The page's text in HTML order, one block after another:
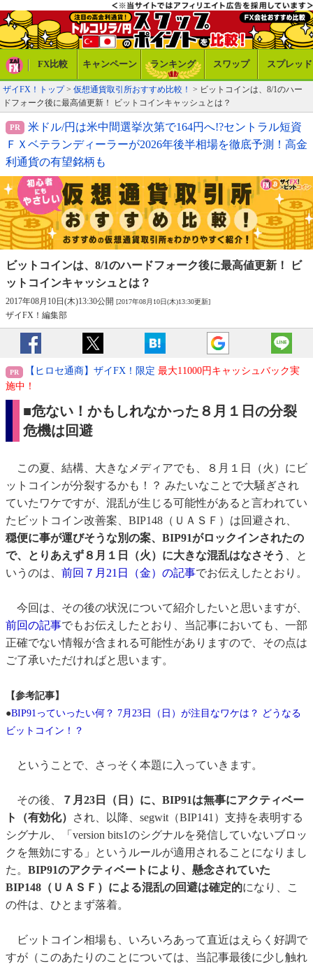
FX比較 キャンペーン ランキング スワップ スプレッド
ザイFX！トップ> 仮想通貨取引所おすすめ比較！ > ビットコインは、8/1のハー
ドフォーク後に最高値更新！ ビットコインキャッシュとは？
米ドル/円は米中間選挙次第で164円へ!?セントラル短資
ＦＸベテランディーラーが2026年後半相場を徹底予測！高金
利通貨の有望銘柄も
ビットコインは、8/1のハードフォーク後に最高値更新！ ビ
ットコインキャッシュとは？
2017年08月10日(木)13:30公開 [2017年08月10日(木)13:30更新]
ザイFX！編集部
【ヒロセ通商】ザイFX！限定 最大11000円キャッシュバック実
施中！
■危ない！かもしれなかった８月１日の分裂
危機は回避
この夏、結構、大きなメディアでも、８月１日（火）にビ
ットコインが分裂するかも！？ みたいなことで大騒ぎされ
ていたワケですが、混乱が生じる可能性があると言われてい
たビットコイン改善案、BIP148（ＵＡＳＦ）は回避され、
穏便に事が運びそうな別の案、BIP91がロックインされたの
で、とりあえず８月１日（火）に大きな混乱はなさそう
、と
いうのは、 前回７月21日（金）の記事でお伝えしたとおり。
今回は、その後の状況について紹介したいと思いますが、
前回の記事でもお伝えしたとおり、当記事においても、一部
正確でない情報が含まれる可能性がありますので、その点は
ご了承いただければと思います。
【参考記事】
●BIP91っていったい何？ 7月23日（日）が注目なワケは？ どうなる
ビットコイン！？
ということで、さっそく本題に入っていきます。
その後、
７月23日（日）に、BIP91は無事にアクティベー
ト（有効化）
され、以降、segwit（BIP141）支持を表明する
シグナル、「version bits1のシグナルを発信していないブロッ
クを無効にする」というルールが適用されることになりまし
た。 BIP91のアクティベートにより、懸念されていた
BIP148（ＵＡＳＦ）による混乱の回避は確定的になり、こ
の件は、ひとまず落着。
ビットコイン相場も、いろいろあって直近はえらく好調で
すが（このあたりのことについては、当記事最後に少し触れ